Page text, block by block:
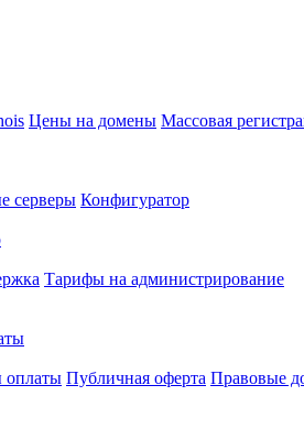
Цены на домены Массовая
серверы Конфигуратор
Тарифы на администрирование
оплаты Публичная оферта Правовые